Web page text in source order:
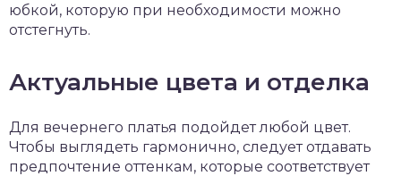
юбкой, которую при необходимости можно
отстегнуть.
Актуальные цвета и отделка
Для вечернего платья подойдет любой цвет.
Чтобы выглядеть гармонично, следует отдавать
предпочтение оттенкам, которые соответствует